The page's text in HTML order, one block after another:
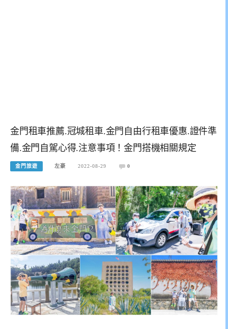
金門租車推薦.冠城租車.金門自由行租車優惠.證件準
備.金門自駕心得.注意事項！金門搭機相關規定
金門旅遊 左豪 2022-08-29 0